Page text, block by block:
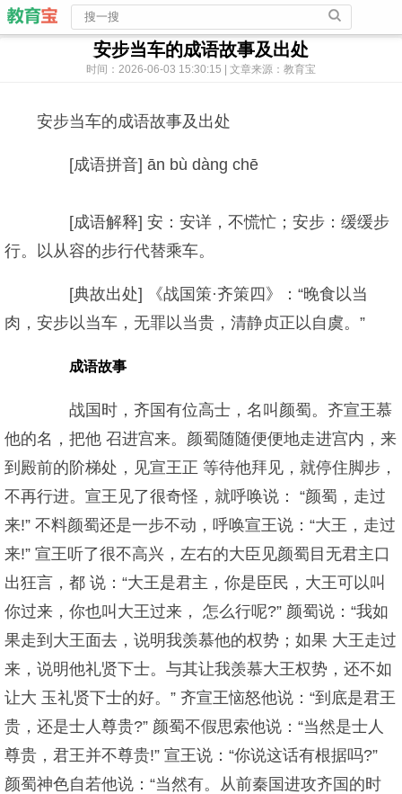
安步当车的成语故事及出处
时间：2026-06-03 15:30:15 | 文章来源：教育宝
安步当车的成语故事及出处
[成语拼音] ān bù dàng chē
[成语解释] 安：安详，不慌忙；安步：缓缓步
行。以从容的步行代替乘车。
[典故出处] 《战国策·齐策四》：“晚食以当
肉，安步以当车，无罪以当贵，清静贞正以自虞。”
成语故事
战国时，齐国有位高士，名叫颜蜀。齐宣王慕
他的名，把他 召进宫来。颜蜀随随便便地走进宫内，来
到殿前的阶梯处，见宣王正 等待他拜见，就停住脚步，
不再行进。宣王见了很奇怪，就呼唤说： “颜蜀，走过
来!” 不料颜蜀还是一步不动，呼唤宣王说：“大王，走过
来!” 宣王听了很不高兴，左右的大臣见颜蜀目无君主口
出狂言，都 说：“大王是君主，你是臣民，大王可以叫
你过来，你也叫大王过来， 怎么行呢?” 颜蜀说：“我如
果走到大王面去，说明我羡慕他的权势；如果 大王走过
来，说明他礼贤下士。与其让我羡慕大王权势，还不如
让大 玉礼贤下士的好。” 齐宣王恼怒他说：“到底是君王
贵，还是士人尊贵?” 颜蜀不假思索他说：“当然是士人
尊贵，君王并不尊贵!” 宣王说：“你说这话有根据吗?”
颜蜀神色自若他说：“当然有。从前秦国进攻齐国的时